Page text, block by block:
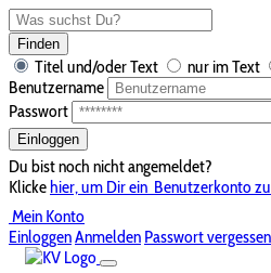
Finden
Titel und/oder Text nur im Text
Benutzername
Passwort
Einloggen
Du bist noch nicht angemeldet?
Klickehier, um Dir ein Benutzerkonto
Mein Konto
EinloggenAnmelden Passwort